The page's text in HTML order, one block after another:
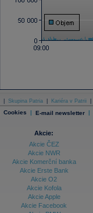
Skupina Patria Kariéra v Patrii
Cookies | E-mail newsletter |
Akcie:
Akcie ČEZ
Akcie NWR
Akcie Komerční banka
Akcie Erste Bank
Akcie O2
Akcie Kofola
Akcie Apple
Akcie Facebook